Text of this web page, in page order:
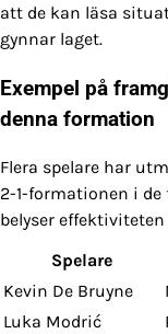
att de kan läsa
gynnar laget.
Exempel på
denna formation
Flera spelare har
2-1-formationen i
belyser
Spelare
Kevin De Bruyne
Luka Modrić